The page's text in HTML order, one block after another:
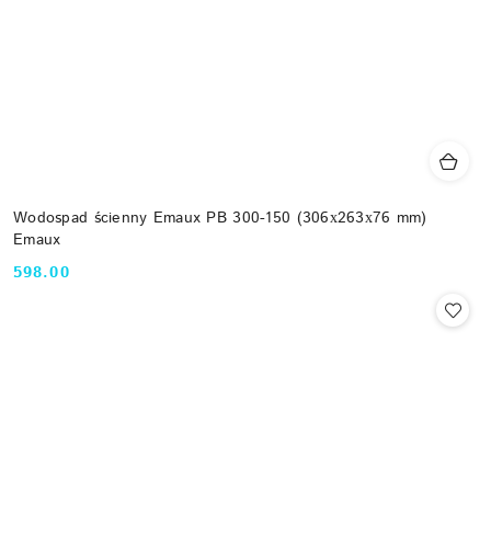
Wodospad ścienny Emaux PB 300-150 (306х263х76 mm)
Emaux
Cena:
598.00